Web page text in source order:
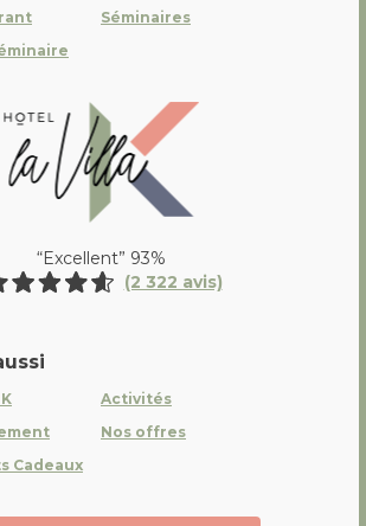
Séminaires
La Villa K Hôtel Spa Restaurant
“Excellent” 93%
(2 322 avis)
Activités
Nos offres
Cadeaux